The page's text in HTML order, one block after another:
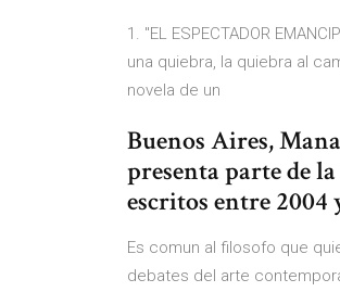
1. "EL ESPECTADOR
una quiebra, la quiebra al
novela de un
Buenos Aires,
presenta parte de
escritos entre 2004
Es comun al filosofo que
debates del arte